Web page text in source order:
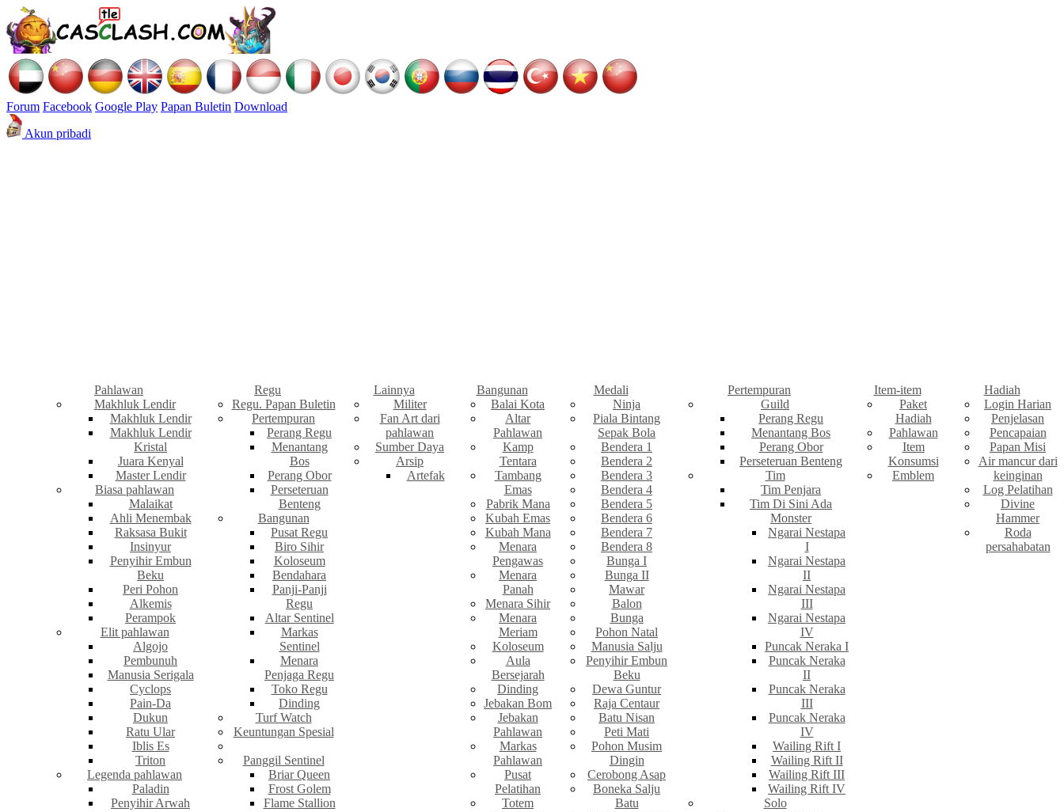
Forum Facebook Google Play Papan Buletin Download
Akun pribadi
Pahlawan
Makhluk Lendir
Makhluk Lendir
Makhluk Lendir
Kristal
Juara Kenyal
Master Lendir
Biasa pahlawan
Malaikat
Ahli Menembak
Raksasa Bukit
Insinyur
Penyihir Embun
Beku
Peri Pohon
Alkemis
Perampok
Elit pahlawan
Algojo
Pembunuh
Manusia Serigala
Cyclops
Pain-Da
Dukun
Ratu Ular
Iblis Es
Triton
Legenda pahlawan
Paladin
Penyihir Arwah
Regu
Regu. Papan Buletin
Pertempuran
Perang Regu
Menantang
Bos
Perang Obor
Perseteruan
Benteng
Bangunan
Pusat Regu
Biro Sihir
Koloseum
Bendahara
Panji-Panji
Regu
Altar Sentinel
Markas
Sentinel
Menara
Penjaga Regu
Toko Regu
Dinding
Turf Watch
Keuntungan Spesial
Panggil Sentinel
Briar Queen
Frost Golem
Flame Stallion
Lainnya
Militer
Fan Art dari
pahlawan
Sumber Daya
Arsip
Artefak
Bangunan
Balai Kota
Altar
Pahlawan
Kamp
Tentara
Tambang
Emas
Pabrik Mana
Kubah Emas
Kubah Mana
Menara
Pengawas
Menara
Panah
Menara Sihir
Menara
Meriam
Koloseum
Aula
Bersejarah
Dinding
Jebakan Bom
Jebakan
Pahlawan
Markas
Pahlawan
Pusat
Pelatihan
Totem
Medali
Ninja
Piala Bintang
Sepak Bola
Bendera 1
Bendera 2
Bendera 3
Bendera 4
Bendera 5
Bendera 6
Bendera 7
Bendera 8
Bunga I
Bunga II
Mawar
Balon
Bunga
Pohon Natal
Manusia Salju
Penyihir Embun
Beku
Dewa Guntur
Raja Centaur
Batu Nisan
Peti Mati
Pohon Musim
Dingin
Cerobong Asap
Boneka Salju
Batu
Pertempuran
Guild
Perang Regu
Menantang Bos
Perang Obor
Perseteruan Benteng
Tim
Tim Penjara
Tim Di Sini Ada
Monster
Ngarai Nestapa
I
Ngarai Nestapa
II
Ngarai Nestapa
III
Ngarai Nestapa
IV
Puncak Neraka I
Puncak Neraka
II
Puncak Neraka
III
Puncak Neraka
IV
Wailing Rift I
Wailing Rift II
Wailing Rift III
Wailing Rift IV
Solo
Item-item
Paket
Hadiah
Pahlawan
Item
Konsumsi
Emblem
Hadiah
Login Harian
Penjelasan
Pencapaian
Papan Misi
Air mancur dari
keinginan
Log Pelatihan
Divine
Hammer
Roda
persahabatan